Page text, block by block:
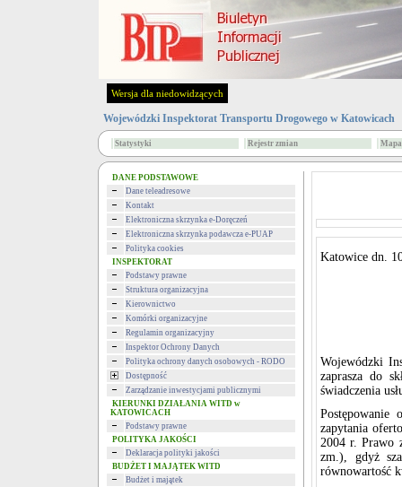
Wersja dla niedowidzących
Wojewódzki Inspektorat Transportu Drogowego w Katowicach
Statystyki Rejestr zmian
DANE PODSTAWOWE
Dane teleadresowe
Kontakt
Elektroniczna skrzynka e-Doręczeń
Elektroniczna skrzynka podawcza e-PUAP
Polityka cookies
INSPEKTORAT
Podstawy prawne
Struktura organizacyjna
Kierownictwo
Komórki organizacyjne
Regulamin organizacyjny
Inspektor Ochrony Danych
Polityka ochrony danych osobowych - RODO
Dostępność
Zarządzanie inwestycjami publicznymi
KIERUNKI DZIAŁANIA WITD w
KATOWICACH
Podstawy prawne
POLITYKA JAKOŚCI
Deklaracja polityki jakości
BUDŻET I MAJĄTEK WITD
Budżet i majątek
Katowice dn.
Wojewódzki
zaprasza do
świadczenia
Postępowanie
zapytania
2004 r. Prawo
zm.), gdyż
równowartość